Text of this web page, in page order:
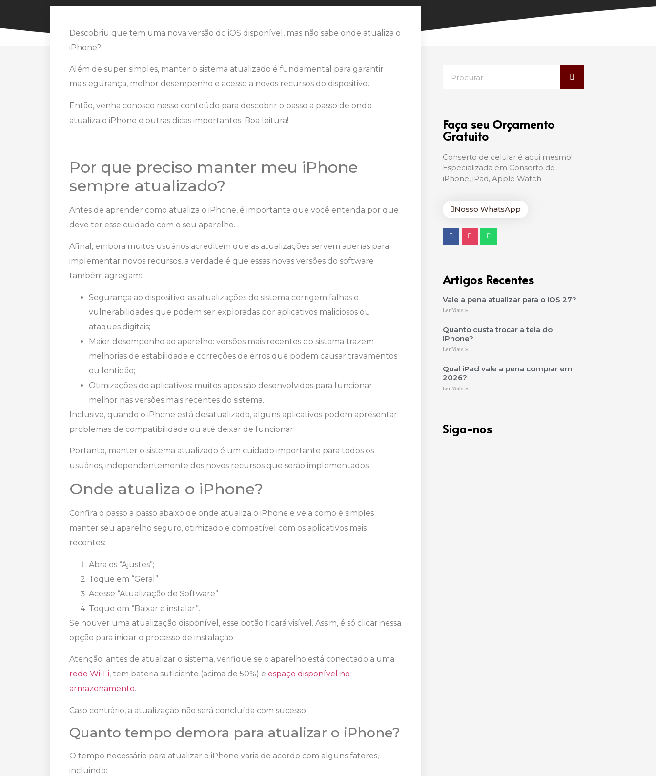
Descobriu que tem uma nova versão do iOS disponível, mas não sabe onde atualiza o
iPhone?
Além de super simples, manter o sistema atualizado é fundamental para garantir
mais egurança, melhor desempenho e acesso a novos recursos do dispositivo.
Então, venha conosco nesse conteúdo para descobrir o passo a passo de onde
atualiza o iPhone e outras dicas importantes. Boa leitura!
Por que preciso manter meu iPhone
sempre atualizado?
Antes de aprender como atualiza o iPhone, é importante que você entenda por que
deve ter esse cuidado com o seu aparelho.
Afinal, embora muitos usuários acreditem que as atualizações servem apenas para
implementar novos recursos, a verdade é que essas novas versões do software
também agregam:
Segurança ao dispositivo: as atualizações do sistema corrigem falhas e
vulnerabilidades que podem ser exploradas por aplicativos maliciosos ou
ataques digitais;
Maior desempenho ao aparelho: versões mais recentes do sistema trazem
melhorias de estabilidade e correções de erros que podem causar travamentos
ou lentidão;
Otimizações de aplicativos: muitos apps são desenvolvidos para funcionar
melhor nas versões mais recentes do sistema.
Inclusive, quando o iPhone está desatualizado, alguns aplicativos podem apresentar
problemas de compatibilidade ou até deixar de funcionar.
Portanto, manter o sistema atualizado é um cuidado importante para todos os
usuários, independentemente dos novos recursos que serão implementados.
Onde atualiza o iPhone?
Confira o passo a passo abaixo de onde atualiza o iPhone e veja como é simples
manter seu aparelho seguro, otimizado e compatível com os aplicativos mais
recentes:
Abra os “Ajustes”;
Toque em “Geral”;
Acesse “Atualização de Software”;
Toque em “Baixar e instalar”.
Se houver uma atualização disponível, esse botão ficará visível. Assim, é só clicar nessa
opção para iniciar o processo de instalação.
Atenção: antes de atualizar o sistema, verifique se o aparelho está conectado a uma
rede Wi-Fi, tem bateria suficiente (acima de 50%) e espaço disponível no
armazenamento.
Caso contrário, a atualização não será concluída com sucesso.
Quanto tempo demora para atualizar o iPhone?
O tempo necessário para atualizar o iPhone varia de acordo com alguns fatores,
incluindo:
Faça seu Orçamento
Gratuito
Conserto de celular é aqui mesmo!
Especializada em Conserto de
iPhone, iPad, Apple Watch
Nosso WhatsApp
Artigos Recentes
Vale a pena atualizar para o iOS 27?
Ler Mais »
Quanto custa trocar a tela do
iPhone?
Ler Mais »
Qual iPad vale a pena comprar em
2026?
Ler Mais »
Siga-nos